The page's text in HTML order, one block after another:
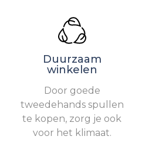
Duurzaam
winkelen
Door goede
tweedehands spullen
te kopen, zorg je ook
voor het klimaat.